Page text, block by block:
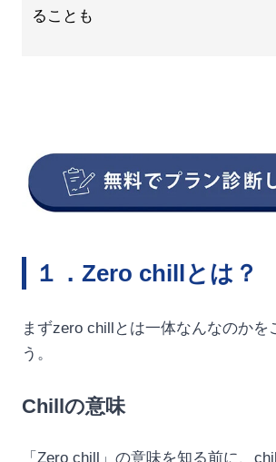
ることも
１．Zero chillとは？
まずzero chillとは一体なんなのかを
う。
Chillの意味
「Zero chill」の意味を知る前に、